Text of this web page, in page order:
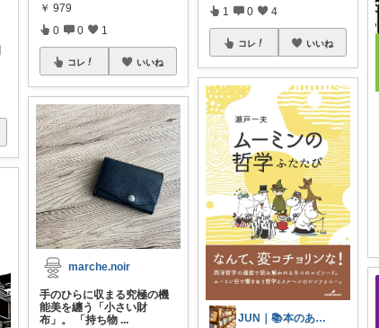
￥ 979
0 0 1
コレ いいね
marche.noir
手のひらに収まる究極の機
能美を纏う「小さい財
布」。 「持ち物 ...
1 0 4
コレ いいね
JUN｜📚本のある暮らし